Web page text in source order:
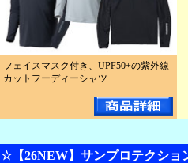
フェイスマスク付き、UPF50+の紫外線
カットフーディーシャツ
☆【26NEW】サンプロテクショ